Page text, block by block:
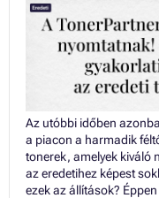
Az utóbbi időben
a piacon a harmadik
tonerek, amelyek kiváló
az eredetihez képest
ezek az állítások?